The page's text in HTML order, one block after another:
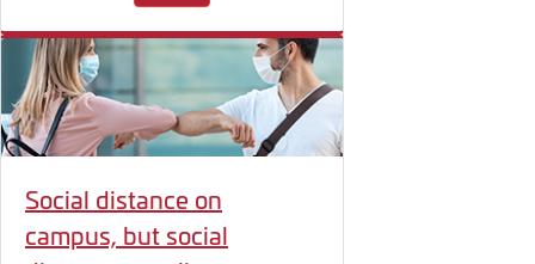
Social distance on
campus, but social